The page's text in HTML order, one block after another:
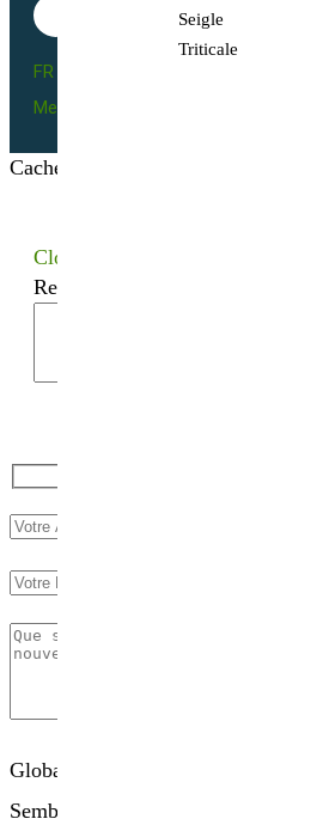
Seigle
Triticale
FR BIO 10 - 66055
Mentions légales
Cacher les filtres
Close
Recherchez votre semence bio
Globalement, comment évaluez-
Sembio.fr ?